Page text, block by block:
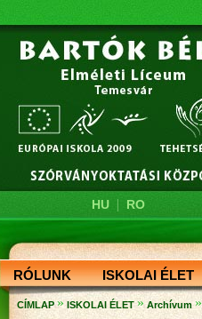
HU| RO
RÓLUNK ISKOLAI ÉLET
CÍMLAP » ISKOLAI ÉLET » Archívum »